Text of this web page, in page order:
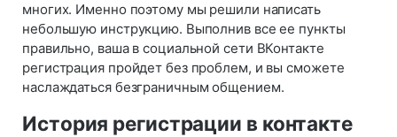
многих. Именно поэтому мы решили написать
небольшую инструкцию. Выполнив все ее пункты
правильно, ваша в социальной сети ВКонтакте
регистрация пройдет без проблем, и вы сможете
наслаждаться безграничным общением.
История регистрации в контакте